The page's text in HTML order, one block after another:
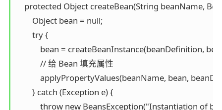
protected Object createBean(String beanName,
        Object bean = null;
        try {
bean = createBeanInstance(beanDefinition,
            // 给 Bean 填充属性
applyPropertyValues(beanName, bean,
        } catch (Exception e) {
throw new BeansException("Instantiation of